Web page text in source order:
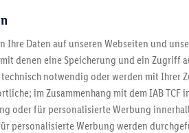
€ Versand
Jetzt zum Newsletter anmelden
Ihre Daten auf unseren Webseiten und
denen eine Speicherung und ein Zugriff
notwendig oder werden mit Ihrer
im Zusammenhang mit dem IAB TCF
oder für personalisierte Werbung
personalisierte Werbung werden